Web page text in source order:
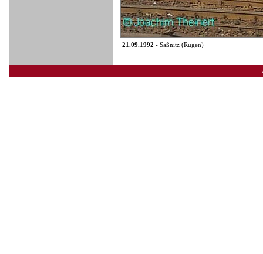
21.09.1992 - Saßnitz (Rügen)